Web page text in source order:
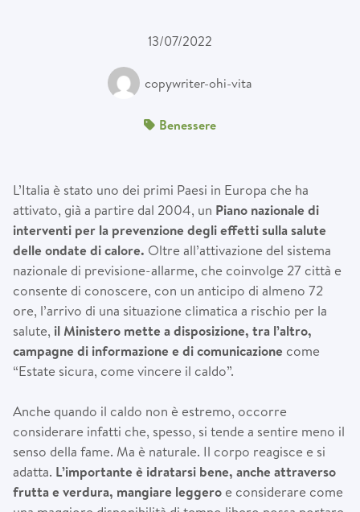
13/07/2022
copywriter-ohi-vita
Benessere
L’Italia è stato uno dei primi Paesi in Europa che ha
attivato, già a partire dal 2004, un Piano nazionale di
interventi per la prevenzione degli effetti sulla salute
delle ondate di calore. Oltre all’attivazione del sistema
nazionale di previsione-allarme, che coinvolge 27 città e
consente di conoscere, con un anticipo di almeno 72
ore, l’arrivo di una situazione climatica a rischio per la
salute, il Ministero mette a disposizione, tra l’altro,
campagne di informazione e di comunicazione come
“Estate sicura, come vincere il caldo”.
Anche quando il caldo non è estremo, occorre
considerare infatti che, spesso, si tende a sentire meno il
senso della fame. Ma è naturale. Il corpo reagisce e si
adatta. L’importante è idratarsi bene, anche attraverso
frutta e verdura, mangiare leggero e considerare come